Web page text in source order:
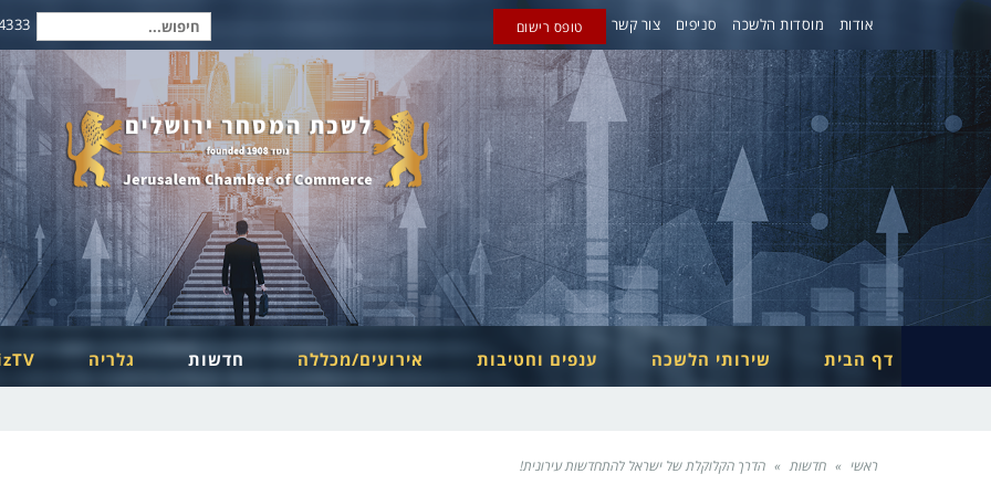
אודות מוסדות הלשכה סניפים צור קשר טופס רישום חיפוש
עבור:
דף הבית שירותי הלשכה ענפים וחטיבות אירועים/מכללה חדשות גלריה
ראשי » חדשות » הדרך הקלוקלת של ישראל להתחדשות עירונית!